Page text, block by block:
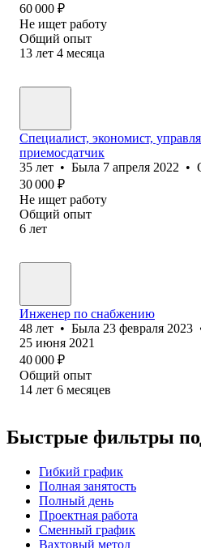
60 000 ₽
Не ищет работу
Общий опыт
13 лет 4 месяца
Специалист, экономист,
приемосдатчик
35 лет • Была 7 апреля 2022 •
30 000 ₽
Не ищет работу
Общий опыт
6 лет
Инженер по снабжению
48 лет • Была 23 февраля 2023
25 июня 2021
40 000 ₽
Общий опыт
14 лет 6 месяцев
Быстрые фильтры
Гибкий график
Полная занятость
Полный день
Проектная работа
Сменный график
Вахтовый метод